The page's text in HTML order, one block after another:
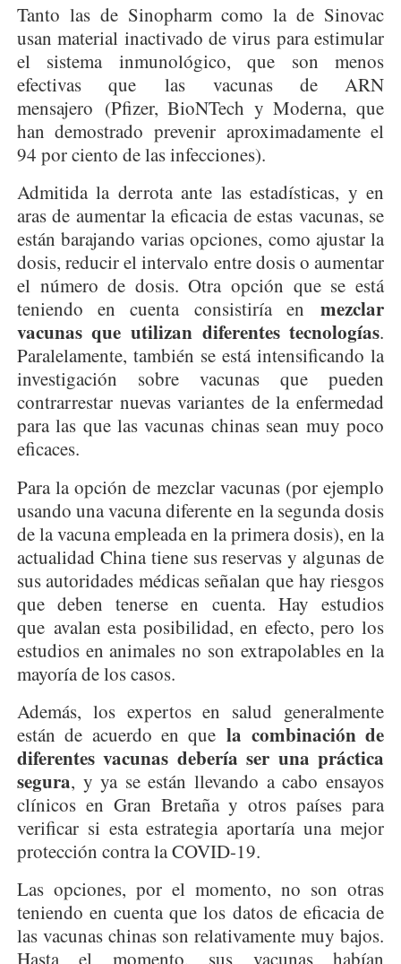
Tanto las de Sinopharm como la de Sinovac
usan material inactivado de virus para estimular
el sistema inmunológico, que son menos
efectivas que las vacunas de ARN
mensajero (Pfizer, BioNTech y Moderna, que
han demostrado prevenir aproximadamente el
94 por ciento de las infecciones).
Admitida la derrota ante las estadísticas, y en
aras de aumentar la eficacia de estas vacunas, se
están barajando varias opciones, como ajustar la
dosis, reducir el intervalo entre dosis o aumentar
el número de dosis. Otra opción que se está
teniendo en cuenta consistiría enmezclar
vacunas que utilizan diferentes tecnologías.
Paralelamente, también se está intensificando la
investigación sobre vacunas que pueden
contrarrestar nuevas variantes de la enfermedad
para las que las vacunas chinas sean muy poco
eficaces.
Para la opción de mezclar vacunas (por ejemplo
usando una vacuna diferente en la segunda dosis
de la vacuna empleada en la primera dosis), en la
actualidad China tiene sus reservas y algunas de
sus autoridades médicas señalan que hay riesgos
que deben tenerse en cuenta. Hay estudios
que avalan esta posibilidad, en efecto, pero los
estudios en animales no son extrapolables en la
mayoría de los casos.
Además, los expertos en salud generalmente
están de acuerdo en quela combinación de
diferentes vacunas debería ser una práctica
segura, y ya se están llevando a cabo ensayos
clínicos en Gran Bretaña y otros países para
verificar si esta estrategia aportaría una mejor
protección contra la COVID-19.
Las opciones, por el momento, no son otras
teniendo en cuenta que los datos de eficacia de
las vacunas chinas son relativamente muy bajos.
Hasta el momento, sus vacunas habían